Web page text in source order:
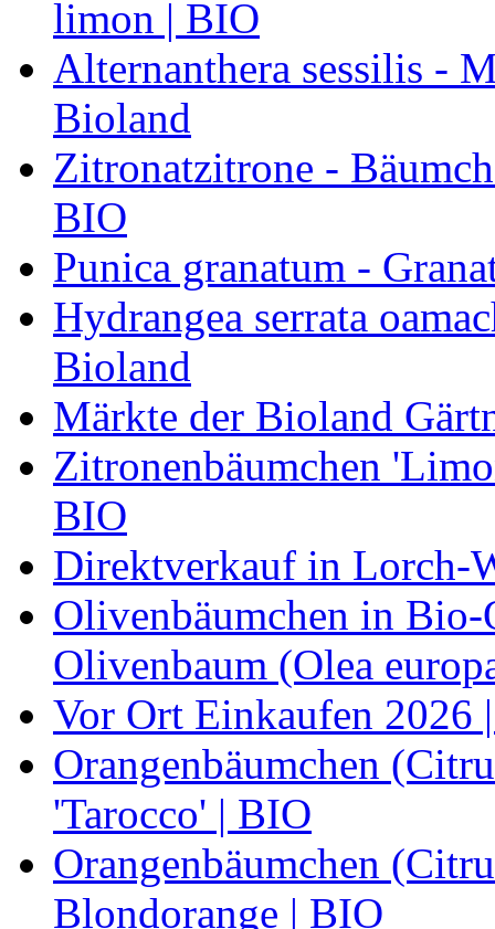
limon | BIO
Alternanthera sessilis -
Bioland
Zitronatzitrone -
BIO
Punica granatum -
Hydrangea serrata
Bioland
Märkte der Bioland
Zitronenbäumchen
BIO
Direktverkauf in Lorch-
Olivenbäumchen in Bio-
Olivenbaum (Olea
Vor Ort Einkaufen 2026
Orangenbäumchen
'Tarocco' | BIO
Orangenbäumchen
Blondorange | BIO